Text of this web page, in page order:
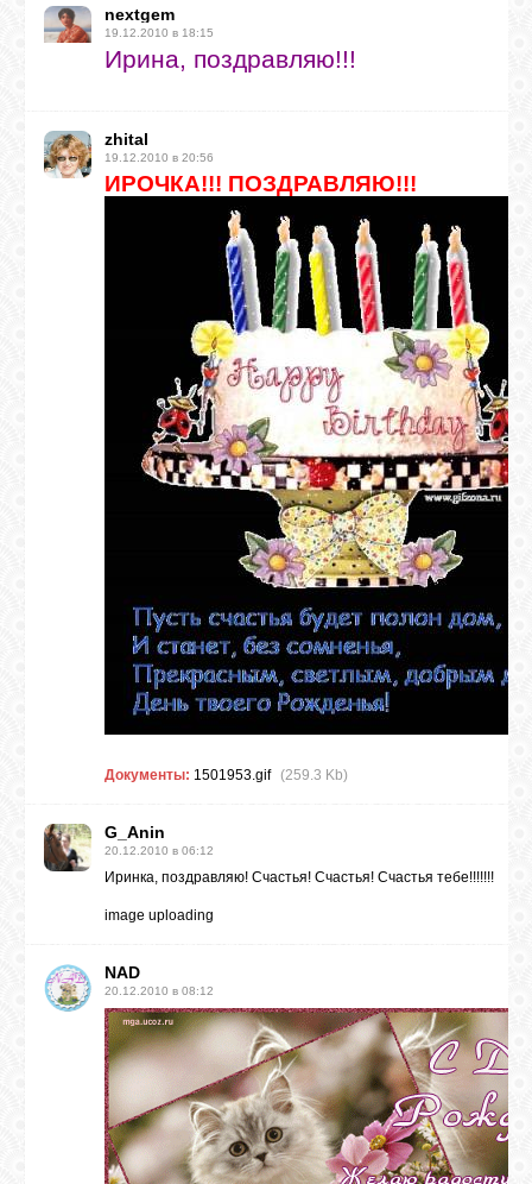
nextgem
19.12.2010 в 18:15
Ирина, поздравляю!!!
zhital
19.12.2010 в 20:56
ИРОЧКА!!! ПОЗДРАВЛЯЮ!!!
Документы: 1501953.gif (259.3 Kb)
G_Anin
20.12.2010 в 06:12
Иринка, поздравляю! Счастья! Счастья! Счастья тебе!!!!!!!
image uploading
NAD
20.12.2010 в 08:12